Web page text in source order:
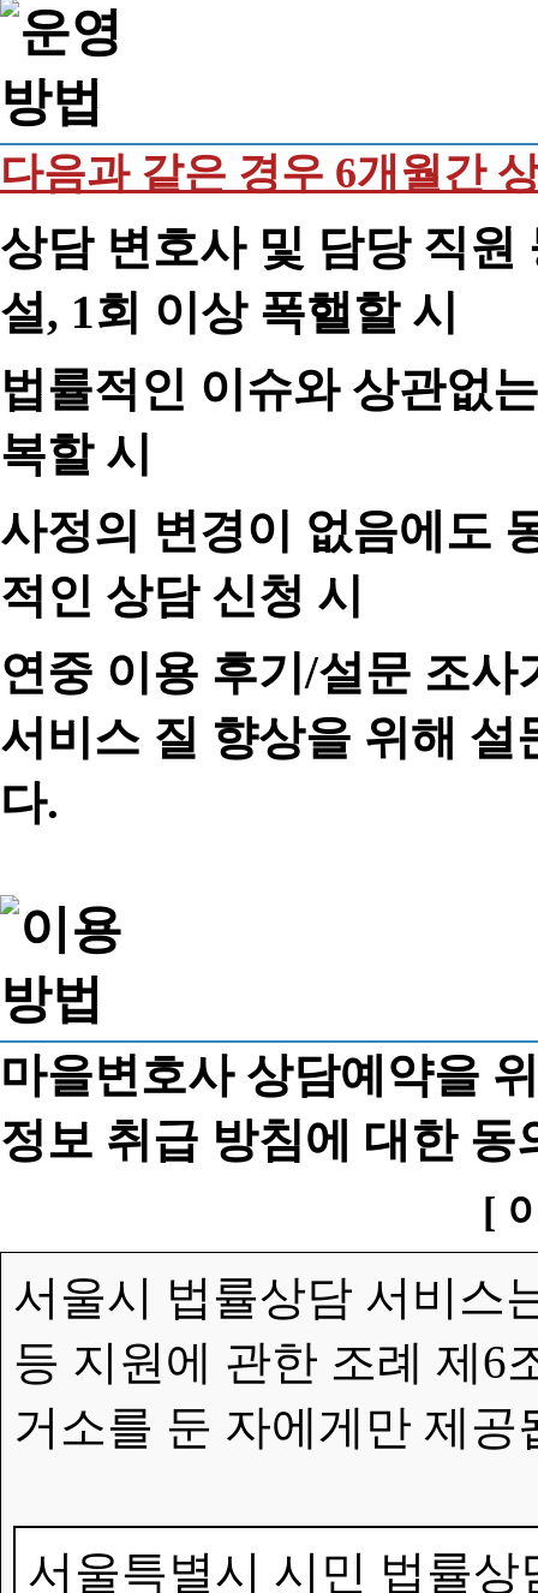
다음과 같은 경우 6개월간
상담 변호사 및 담당 직원
설, 1회 이상 폭핼할 시
법률적인 이슈와 상관없
복할 시
사정의 변경이 없음에도
적인 상담 신청 시
연중 이용 후기/설문 조
서비스 질 향상을 위해
다.
마을변호사 상담예약을
정보 취급 방침에 대한 동
[
서울시 법률상담 서비스
등 지원에 관한 조례 제6
거소를 둔 자에게만 제공
서울특별시 시민 법률